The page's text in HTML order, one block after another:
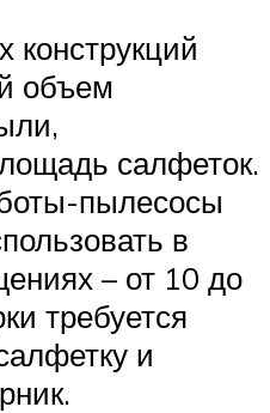
конструкций
объем
салфеток.
пылесосы
в
– от 10 до
требуется
и